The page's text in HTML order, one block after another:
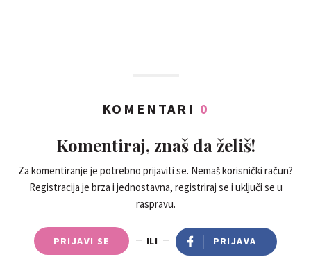
KOMENTARI 0
Komentiraj, znaš da želiš!
Za komentiranje je potrebno prijaviti se. Nemaš korisnički račun?
Registracija je brza i jednostavna, registriraj se i uključi se u
raspravu.
PRIJAVI SE ILI PRIJAVA